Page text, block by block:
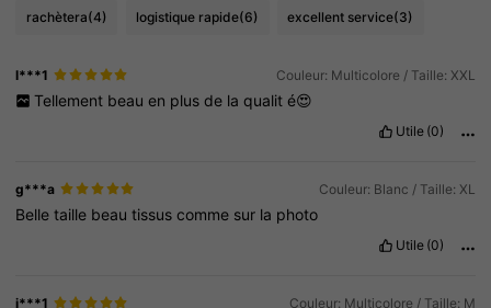
rachètera(4) logistique rapide(6) excellent service(3)
l***1 Couleur: Multicolore / Taille: XXL
Tellement beau en plus de la qualit é😍
Utile (0)
g***a Couleur: Blanc / Taille: XL
Belletaille beautissuscomme sur la photo
Utile (0)
j***1 Couleur: Multicolore / Taille: M